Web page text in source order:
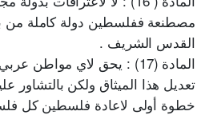
مصطنعة ففلسطين دولة كاملة من
القدس الشريف .
المادة (17) : يحق لاي مواطن
تعديل هذا الميثاق ولكن بالتشاور
خطوة أولى لاعادة فلسطين كل